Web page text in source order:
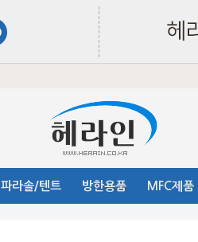
파라솔/텐트 방한용품 MFC제품